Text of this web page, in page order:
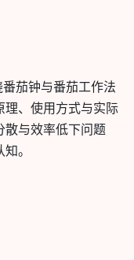
茄钟与番茄工作法
理、使用方式与实际
散与效率低下问题
。